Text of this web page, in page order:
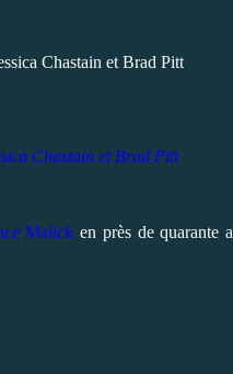
Chastain et Brad Pitt
Malick en près de quarante